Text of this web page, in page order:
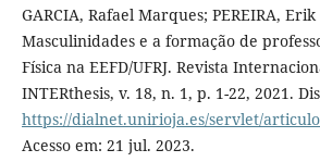
GARCIA, Rafael Marques; PEREIRA,
Masculinidades e a formação de
Física na EEFD/UFRJ. Revista
INTERthesis, v. 18, n. 1, p. 1-22, 2021.
https://dialnet.unirioja.es/servlet/
Acesso em: 21 jul. 2023.